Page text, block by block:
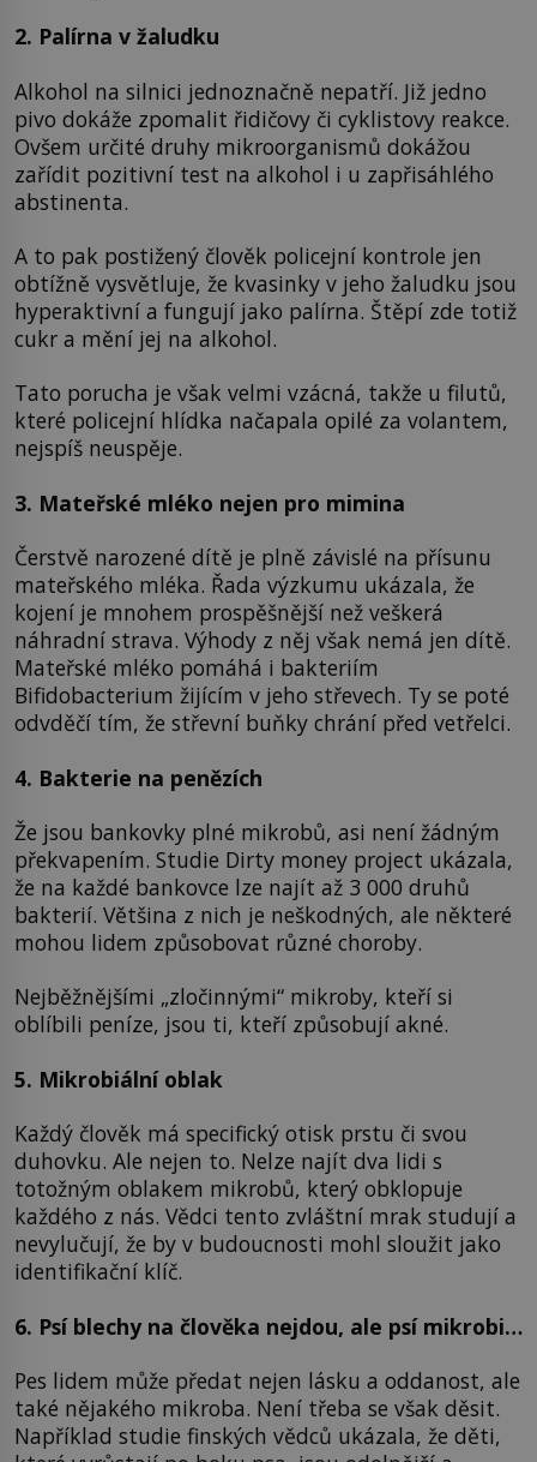
2. Palírna v žaludku
Alkohol na silnici jednoznačně nepatří. Již jedno
pivo dokáže zpomalit řidičovy či cyklistovy reakce.
Ovšem určité druhy mikroorganismů dokážou
zařídit pozitivní test na alkohol i u zapřisáhlého
abstinenta.
A to pak postižený člověk policejní kontrole jen
obtížně vysvětluje, že kvasinky v jeho žaludku jsou
hyperaktivní a fungují jako palírna. Štěpí zde totiž
cukr a mění jej na alkohol.
Tato porucha je však velmi vzácná, takže u filutů,
které policejní hlídka načapala opilé za volantem,
nejspíš neuspěje.
3. Mateřské mléko nejen pro mimina
Čerstvě narozené dítě je plně závislé na přísunu
mateřského mléka. Řada výzkumu ukázala, že
kojení je mnohem prospěšnější než veškerá
náhradní strava. Výhody z něj však nemá jen dítě.
Mateřské mléko pomáhá i bakteriím
Bifidobacterium žijícím v jeho střevech. Ty se poté
odvděčí tím, že střevní buňky chrání před vetřelci.
4. Bakterie na penězích
Že jsou bankovky plné mikrobů, asi není žádným
překvapením. Studie Dirty money project ukázala,
že na každé bankovce lze najít až 3 000 druhů
bakterií. Většina z nich je neškodných, ale některé
mohou lidem způsobovat různé choroby.
Nejběžnějšími „zločinnými“ mikroby, kteří si
oblíbili peníze, jsou ti, kteří způsobují akné.
5. Mikrobiální oblak
Každý člověk má specifický otisk prstu či svou
duhovku. Ale nejen to. Nelze najít dva lidi s
totožným oblakem mikrobů, který obklopuje
každého z nás. Vědci tento zvláštní mrak studují a
nevylučují, že by v budoucnosti mohl sloužit jako
identifikační klíč.
6. Psí blechy na člověka nejdou, ale psí mikrobi…
Pes lidem může předat nejen lásku a oddanost, ale
také nějakého mikroba. Není třeba se však děsit.
Například studie finských vědců ukázala, že děti,